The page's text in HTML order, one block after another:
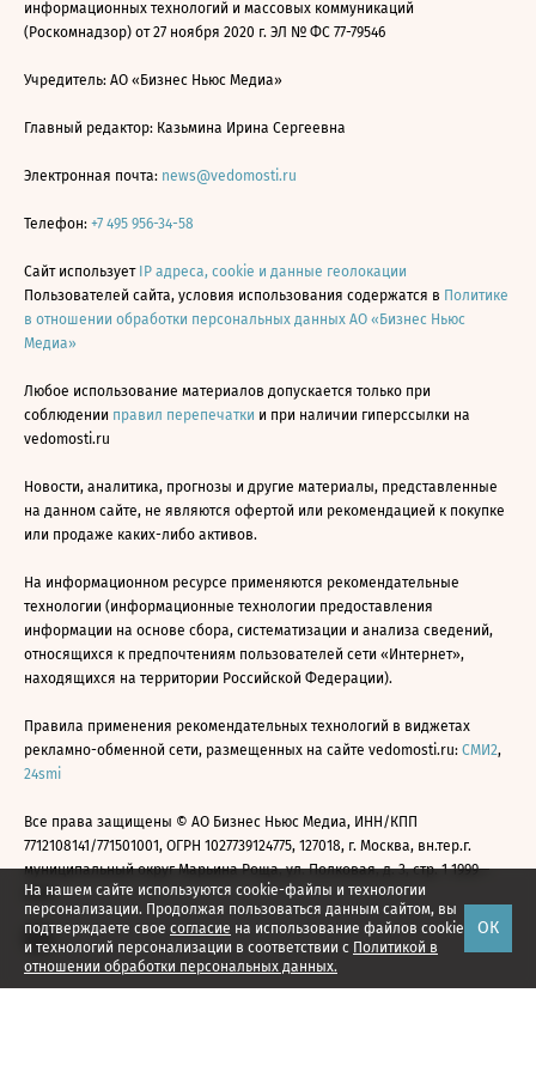
На нашем сайте используются cookie-файлы и технологии
персонализации. Продолжая пользоваться данным сайтом, вы
подтверждаете свое согласие на использование файлов cookie
и технологий персонализации в соответствии с Политикой в
отношении обработки персональных данных.
ОК
информационных технологий и массовых коммуникаций
(Роскомнадзор) от 27 ноября 2020 г. ЭЛ № ФС 77-79546
Учредитель: АО «Бизнес Ньюс Медиа»
Главный редактор: Казьмина Ирина Сергеевна
Электронная почта: news@vedomosti.ru
Телефон: +7 495 956-34-58
Сайт использует IP адреса, cookie и данные геолокации
Пользователей сайта, условия использования содержатся в Политике
в отношении обработки персональных данных АО «Бизнес Ньюс
Медиа»
Любое использование материалов допускается только при
соблюдении правил перепечатки и при наличии гиперссылки на
vedomosti.ru
Новости, аналитика, прогнозы и другие материалы, представленные
на данном сайте, не являются офертой или рекомендацией к покупке
или продаже каких-либо активов.
На информационном ресурсе применяются рекомендательные
технологии (информационные технологии предоставления
информации на основе сбора, систематизации и анализа сведений,
относящихся к предпочтениям пользователей сети «Интернет»,
находящихся на территории Российской Федерации).
Правила применения рекомендательных технологий в виджетах
рекламно-обменной сети, размещенных на сайте vedomosti.ru: СМИ2,
24smi
Все права защищены © АО Бизнес Ньюс Медиа, ИНН/КПП
7712108141/771501001, ОГРН 1027739124775, 127018, г. Москва, вн.тер.г.
муниципальный округ Марьина Роща, ул. Полковая, д. 3, стр. 1 1999—
2026